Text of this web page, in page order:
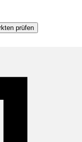
prüfen